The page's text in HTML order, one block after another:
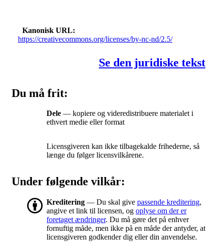
Kanonisk URL
https://creativecommons.org/licenses/by-nc-nd/2.5/
Se den juridiske tekst
Du må frit:
Dele — kopiere og videredistribuere materialet i
ethvert medie eller format
Licensgiveren kan ikke tilbagekalde frihederne, så
længe du følger licensvilkårene.
Under følgende vilkår:
Kreditering — Du skal give passende kreditering,
angive et link til licensen, og oplyse om der er
foretaget ændringer. Du må gøre det på enhver
fornuftig måde, men ikke på en måde der antyder, at
licensgiveren godkender dig eller din anvendelse.